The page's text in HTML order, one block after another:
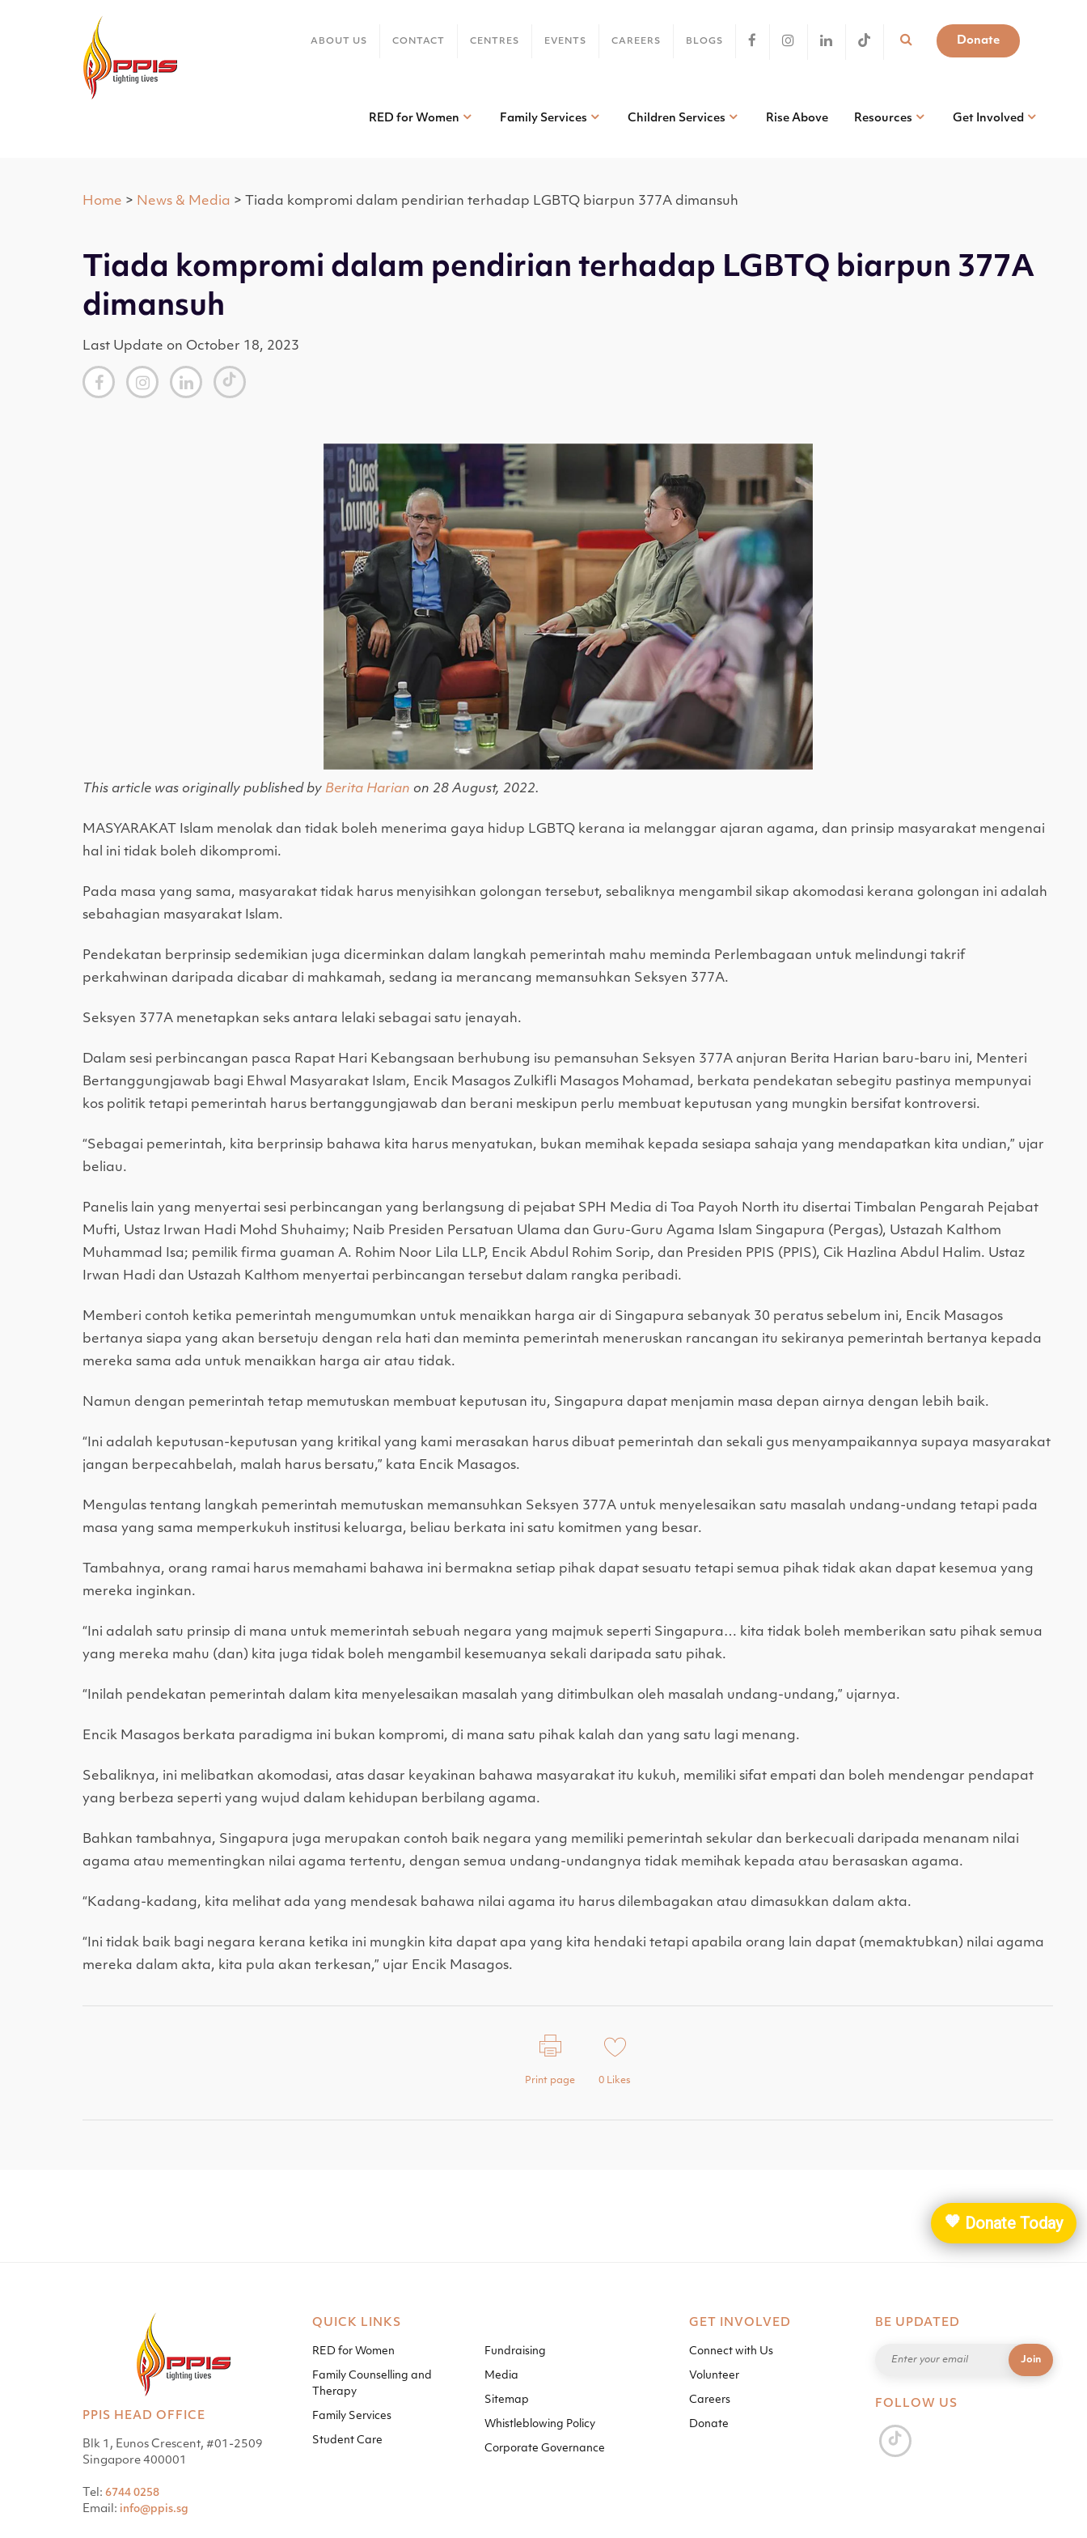
ABOUT US CONTACT CENTRES EVENTS CAREERS BLOGS Donate
RED for Women Family Services Children Services Rise Above Resources Get Involved
Home > News & Media > Tiada kompromi dalam pendirian terhadap LGBTQ biarpun 377A dimansuh
Tiada kompromi dalam pendirian terhadap LGBTQ biarpun 377A
dimansuh
Last Update on October 18, 2023
This article was originally published by Berita Harian on 28 August, 2022.
MASYARAKAT Islam menolak dan tidak boleh menerima gaya hidup LGBTQ kerana ia melanggar ajaran agama, dan prinsip masyarakat mengenai
hal ini tidak boleh dikompromi.
Pada masa yang sama, masyarakat tidak harus menyisihkan golongan tersebut, sebaliknya mengambil sikap akomodasi kerana golongan ini adalah
sebahagian masyarakat Islam.
Pendekatan berprinsip sedemikian juga dicerminkan dalam langkah pemerintah mahu meminda Perlembagaan untuk melindungi takrif
perkahwinan daripada dicabar di mahkamah, sedang ia merancang memansuhkan Seksyen 377A.
Seksyen 377A menetapkan seks antara lelaki sebagai satu jenayah.
Dalam sesi perbincangan pasca Rapat Hari Kebangsaan berhubung isu pemansuhan Seksyen 377A anjuran Berita Harian baru-baru ini, Menteri
Bertanggungjawab bagi Ehwal Masyarakat Islam, Encik Masagos Zulkifli Masagos Mohamad, berkata pendekatan sebegitu pastinya mempunyai
kos politik tetapi pemerintah harus bertanggungjawab dan berani meskipun perlu membuat keputusan yang mungkin bersifat kontroversi.
“Sebagai pemerintah, kita berprinsip bahawa kita harus menyatukan, bukan memihak kepada sesiapa sahaja yang mendapatkan kita undian,” ujar
beliau.
Panelis lain yang menyertai sesi perbincangan yang berlangsung di pejabat SPH Media di Toa Payoh North itu disertai Timbalan Pengarah Pejabat
Mufti, Ustaz Irwan Hadi Mohd Shuhaimy; Naib Presiden Persatuan Ulama dan Guru-Guru Agama Islam Singapura (Pergas), Ustazah Kalthom
Muhammad Isa; pemilik firma guaman A. Rohim Noor Lila LLP, Encik Abdul Rohim Sorip, dan Presiden PPIS (PPIS), Cik Hazlina Abdul Halim. Ustaz
Irwan Hadi dan Ustazah Kalthom menyertai perbincangan tersebut dalam rangka peribadi.
Memberi contoh ketika pemerintah mengumumkan untuk menaikkan harga air di Singapura sebanyak 30 peratus sebelum ini, Encik Masagos
bertanya siapa yang akan bersetuju dengan rela hati dan meminta pemerintah meneruskan rancangan itu sekiranya pemerintah bertanya kepada
mereka sama ada untuk menaikkan harga air atau tidak.
Namun dengan pemerintah tetap memutuskan membuat keputusan itu, Singapura dapat menjamin masa depan airnya dengan lebih baik.
“Ini adalah keputusan-keputusan yang kritikal yang kami merasakan harus dibuat pemerintah dan sekali gus menyampaikannya supaya masyarakat
jangan berpecahbelah, malah harus bersatu,” kata Encik Masagos.
Mengulas tentang langkah pemerintah memutuskan memansuhkan Seksyen 377A untuk menyelesaikan satu masalah undang-undang tetapi pada
masa yang sama memperkukuh institusi keluarga, beliau berkata ini satu komitmen yang besar.
Tambahnya, orang ramai harus memahami bahawa ini bermakna setiap pihak dapat sesuatu tetapi semua pihak tidak akan dapat kesemua yang
mereka inginkan.
“Ini adalah satu prinsip di mana untuk memerintah sebuah negara yang majmuk seperti Singapura… kita tidak boleh memberikan satu pihak semua
yang mereka mahu (dan) kita juga tidak boleh mengambil kesemuanya sekali daripada satu pihak.
“Inilah pendekatan pemerintah dalam kita menyelesaikan masalah yang ditimbulkan oleh masalah undang-undang,” ujarnya.
Encik Masagos berkata paradigma ini bukan kompromi, di mana satu pihak kalah dan yang satu lagi menang.
Sebaliknya, ini melibatkan akomodasi, atas dasar keyakinan bahawa masyarakat itu kukuh, memiliki sifat empati dan boleh mendengar pendapat
yang berbeza seperti yang wujud dalam kehidupan berbilang agama.
Bahkan tambahnya, Singapura juga merupakan contoh baik negara yang memiliki pemerintah sekular dan berkecuali daripada menanam nilai
agama atau mementingkan nilai agama tertentu, dengan semua undang-undangnya tidak memihak kepada atau berasaskan agama.
“Kadang-kadang, kita melihat ada yang mendesak bahawa nilai agama itu harus dilembagakan atau dimasukkan dalam akta.
“Ini tidak baik bagi negara kerana ketika ini mungkin kita dapat apa yang kita hendaki tetapi apabila orang lain dapat (memaktubkan) nilai agama
mereka dalam akta, kita pula akan terkesan,” ujar Encik Masagos.
Print page 0 Likes
PPIS HEAD OFFICE
Blk 1, Eunos Crescent, #01-2509
Singapore 400001
Tel: 6744 0258
Email: info@ppis.sg
QUICK LINKS
RED for Women
Family Counselling and
Therapy
Family Services
Student Care
Fundraising
Media
Sitemap
Whistleblowing Policy
Corporate Governance
GET INVOLVED
Connect with Us
Volunteer
Careers
Donate
BE UPDATED
FOLLOW US
🧡 Donate Today